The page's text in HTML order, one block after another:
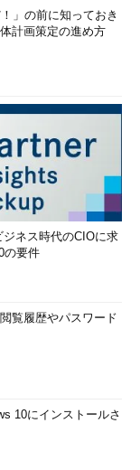
」の前に知っておき
計画策定の進め方
ジネス時代のCIOに求
の要件
覧履歴やパスワード
10にインストールさ